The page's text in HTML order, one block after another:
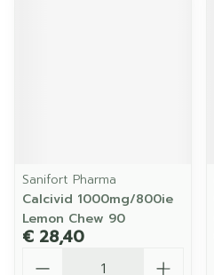
Sanifort Pharma
Calcivid 1000mg/800ie
Lemon Chew 90
€ 28,40